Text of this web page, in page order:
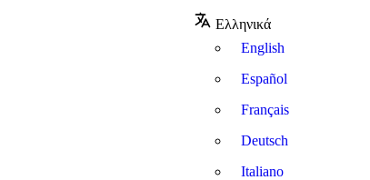
Ελληνικά
English
Español
Français
Deutsch
Italiano